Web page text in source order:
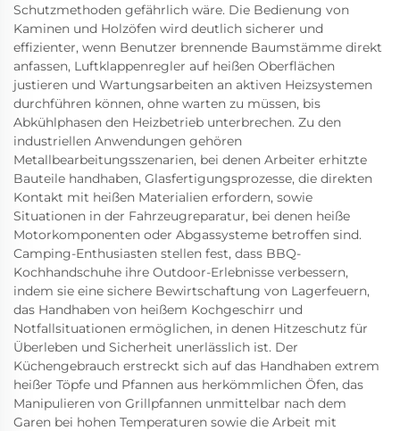
Schutzmethoden gefährlich wäre. Die Bedienung von
Kaminen und Holzöfen wird deutlich sicherer und
effizienter, wenn Benutzer brennende Baumstämme direkt
anfassen, Luftklappenregler auf heißen Oberflächen
justieren und Wartungsarbeiten an aktiven Heizsystemen
durchführen können, ohne warten zu müssen, bis
Abkühlphasen den Heizbetrieb unterbrechen. Zu den
industriellen Anwendungen gehören
Metallbearbeitungsszenarien, bei denen Arbeiter erhitzte
Bauteile handhaben, Glasfertigungsprozesse, die direkten
Kontakt mit heißen Materialien erfordern, sowie
Situationen in der Fahrzeugreparatur, bei denen heiße
Motorkomponenten oder Abgassysteme betroffen sind.
Camping-Enthusiasten stellen fest, dass BBQ-
Kochhandschuhe ihre Outdoor-Erlebnisse verbessern,
indem sie eine sichere Bewirtschaftung von Lagerfeuern,
das Handhaben von heißem Kochgeschirr und
Notfallsituationen ermöglichen, in denen Hitzeschutz für
Überleben und Sicherheit unerlässlich ist. Der
Küchengebrauch erstreckt sich auf das Handhaben extrem
heißer Töpfe und Pfannen aus herkömmlichen Öfen, das
Manipulieren von Grillpfannen unmittelbar nach dem
Garen bei hohen Temperaturen sowie die Arbeit mit